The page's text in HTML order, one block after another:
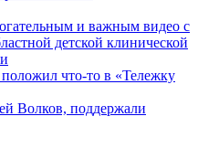
и важным видео с
детской клинической
что-то в «Тележку